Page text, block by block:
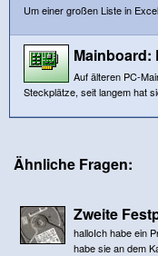
Um einer großen Liste in
Mainboard:
Auf älteren PC-
Steckplätze, seit langem hat
Ähnliche Fragen:
Zweite
halloIch habe ein
habe sie an dem